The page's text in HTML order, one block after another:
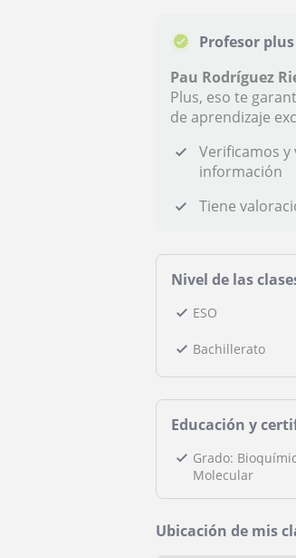
Profesor plus
Pau Rodríguez
Plus, eso te
de aprendizaje
Verificamos y
información
Tiene
Nivel de las
ESO
Bachillerato
Educación y
Grado:
Molecular
Ubicación de mis